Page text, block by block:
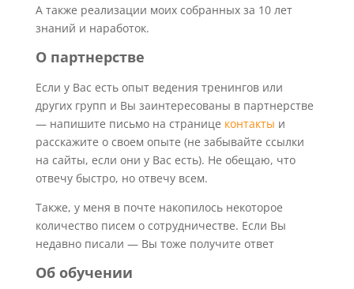
А также реализации моих собранных за 10 лет
знаний и наработок.
О партнерстве
Если у Вас есть опыт ведения тренингов или
других групп и Вы заинтересованы в партнерстве
— напишите письмо на странице контакты и
расскажите о своем опыте (не забывайте ссылки
на сайты, если они у Вас есть). Не обещаю, что
отвечу быстро, но отвечу всем.
Также, у меня в почте накопилось некоторое
количество писем о сотрудничестве. Если Вы
недавно писали — Вы тоже получите ответ
Об обучении